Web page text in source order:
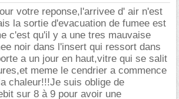
votre reponse,l'arrivee d' air n'est
la sortie d'evacuation de fumee est
c'est qu'il y a une tres mauvaise
noir dans l'insert qui ressort dans
a un jour en haut,vitre qui se salit
meme le cendrier a commence
chaleur!!!Je suis oblige de
sur 8 à 9 pour avoir une